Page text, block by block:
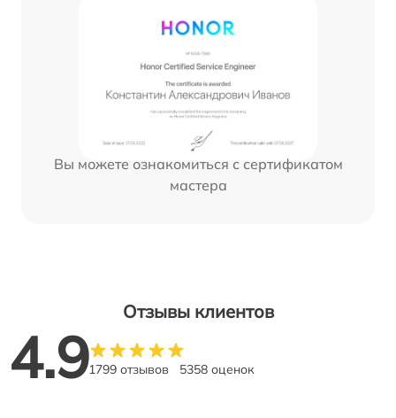
Вы можете ознакомиться с сертификатом
мастера
Отзывы клиентов
4.91799 отзывов 5358 оценок